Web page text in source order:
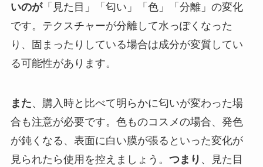
いのが「見た目」「匂い」「色」「分離」の変化
です。テクスチャーが分離して水っぽくなった
り、固まったりしている場合は成分が変質してい
る可能性があります。
また、購入時と比べて明らかに匂いが変わった場
合も注意が必要です。色ものコスメの場合、発色
が鈍くなる、表面に白い膜が張るといった変化が
見られたら使用を控えましょう。 つまり 、見た目